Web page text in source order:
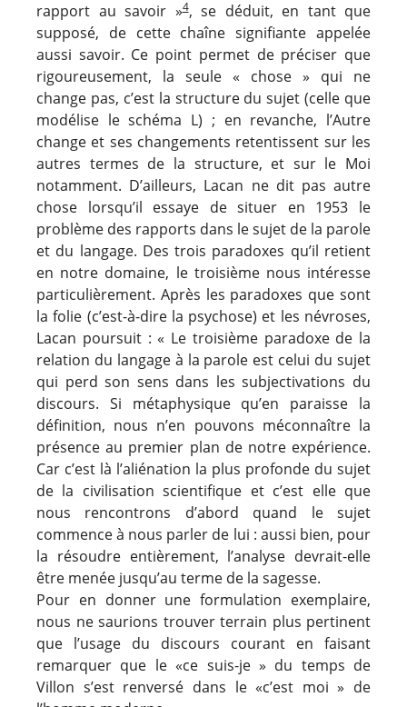
rapport au savoir »4, se déduit, en tant que
supposé, de cette chaîne signifiante appelée
aussi savoir. Ce point permet de préciser que
rigoureusement, la seule « chose » qui ne
change pas, c’est la structure du sujet (celle que
modélise le schéma L) ; en revanche, l’Autre
change et ses changements retentissent sur les
autres termes de la structure, et sur le Moi
notamment. D’ailleurs, Lacan ne dit pas autre
chose lorsqu’il essaye de situer en 1953 le
problème des rapports dans le sujet de la parole
et du langage. Des trois paradoxes qu’il retient
en notre domaine, le troisième nous intéresse
particulièrement. Après les paradoxes que sont
la folie (c’est-à-dire la psychose) et les névroses,
Lacan poursuit : « Le troisième paradoxe de la
relation du langage à la parole est celui du sujet
qui perd son sens dans les subjectivations du
discours. Si métaphysique qu’en paraisse la
définition, nous n’en pouvons méconnaître la
présence au premier plan de notre expérience.
Car c’est là l’aliénation la plus profonde du sujet
de la civilisation scientifique et c’est elle que
nous rencontrons d’abord quand le sujet
commence à nous parler de lui : aussi bien, pour
la résoudre entièrement, l’analyse devrait-elle
être menée jusqu’au terme de la sagesse.
Pour en donner une formulation exemplaire,
nous ne saurions trouver terrain plus pertinent
que l’usage du discours courant en faisant
remarquer que le «ce suis-je » du temps de
Villon s’est renversé dans le «c’est moi » de